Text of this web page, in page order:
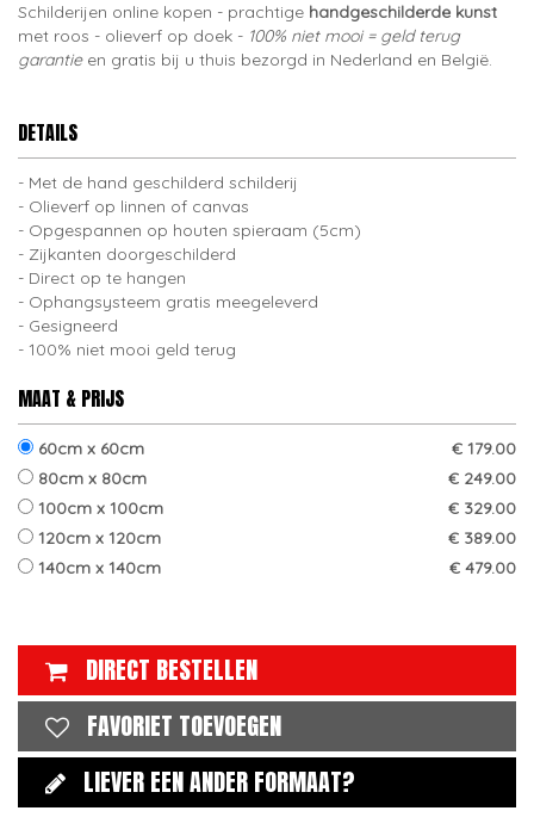
Schilderijen online kopen - prachtige handgeschilderde kunst
met roos - olieverf op doek - 100% niet mooi = geld terug
garantie en gratis bij u thuis bezorgd in Nederland en België.
DETAILS
Met de hand geschilderd schilderij
Olieverf op linnen of canvas
Opgespannen op houten spieraam (5cm)
Zijkanten doorgeschilderd
Direct op te hangen
Ophangsysteem gratis meegeleverd
Gesigneerd
100% niet mooi geld terug
MAAT & PRIJS
60cm x 60cm
€ 179.00
80cm x 80cm
€ 249.00
100cm x 100cm
€ 329.00
120cm x 120cm
€ 389.00
140cm x 140cm
€ 479.00
DIRECT BESTELLEN
FAVORIET TOEVOEGEN
LIEVER EEN ANDER FORMAAT?